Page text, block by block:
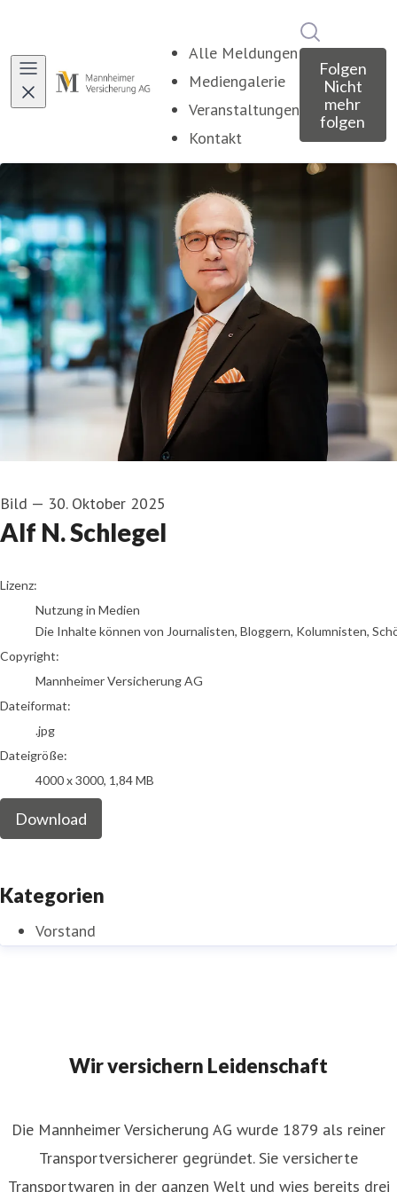
Alle Meldungen
Mediengalerie
Veranstaltungen
Kontakt
Folgen
Nicht
mehr
folgen
Bild — 30. Oktober 2025
Alf N. Schlegel
go to media item
Lizenz:
Nutzung in Medien
Die Inhalte können von Journalisten, Bloggern, Kolumnisten,
Copyright:
Mannheimer Versicherung AG
Dateiformat:
.jpg
Dateigröße:
4000 x 3000, 1,84 MB
Download
Kategorien
Vorstand
Wir versichern Leidenschaft
Die Mannheimer Versicherung AG wurde 1879 als reiner
Transportversicherer gegründet. Sie versicherte
Transportwaren in der ganzen Welt und wies bereits drei